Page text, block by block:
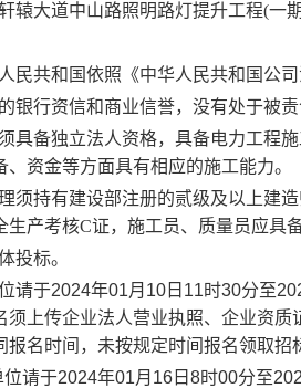
辕大道中山路照明路灯提升工程(一
民共和国依照《中华人民共和国公
银行资信和商业信誉，没有处于被
具备独立法人资格， 具备电力工程
资金等方面具有相应的施工能力。
须持有建设部注册的贰级及以上建
生产考核C证，施工员、质量员应具
投标。
请于2024年01月10日11时30分至
须上传企业法人营业执照、企业资
报名时间，未按规定时间报名领取
位请于2024年01月16日8时00分至